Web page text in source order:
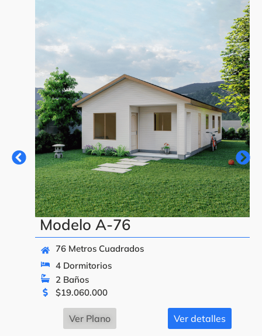
Modelo A-76
76 Metros Cuadrados
4 Dormitorios
2 Baños
$19.060.000
Ver Plano Ver detalles